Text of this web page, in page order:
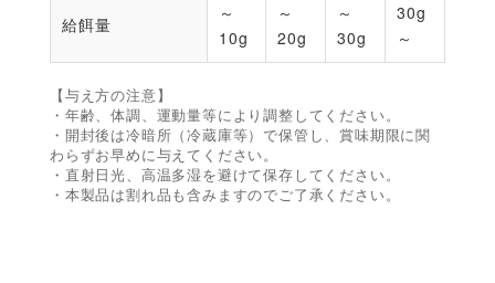
給餌量
～
10g
～
20g
～
30g
30g
～
【与え方の注意】
・年齢、体調、運動量等により調整してください。
・開封後は冷暗所（冷蔵庫等）で保管し、賞味期限に関
わらずお早めに与えてください。
・直射日光、高温多湿を避けて保存してください。
・本製品は割れ品も含みますのでご了承ください。